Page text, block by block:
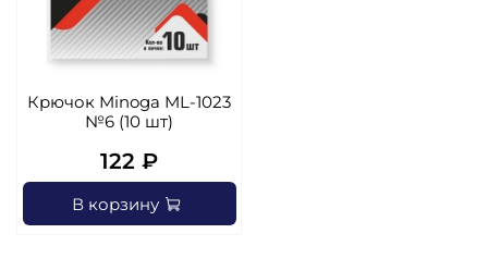
Крючок Minoga ML-1023
№6 (10 шт)
122 ₽
В корзину